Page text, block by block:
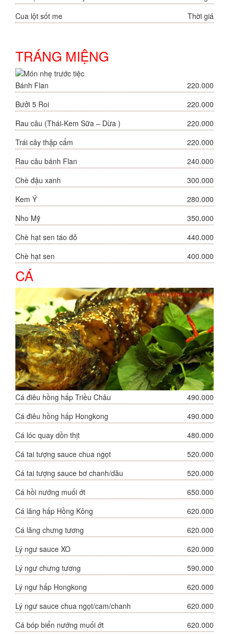
Cua lột sốt me
Thời giá
TRÁNG MIỆNG
Bánh Flan
220.000
Bưởi 5 Roi
220.000
Rau câu (Thái-Kem Sữa – Dừa )
220.000
Trái cây thập cẩm
220.000
Rau câu bánh Flan
240.000
Chè đậu xanh
300.000
Kem Ý
280.000
Nho Mỹ
350.000
Chè hạt sen táo đỏ
440.000
Chè hạt sen
400.000
CÁ
Cá điêu hồng hấp Triều Châu
490.000
Cá điêu hồng hấp Hongkong
490.000
Cá lóc quay dồn thịt
480.000
Cá tai tượng sauce chua ngọt
520.000
Cá tai tượng sauce bơ chanh/dâu
520.000
Cá hồi nướng muối ớt
650.000
Cá lăng hấp Hồng Kông
620.000
Cá lăng chưng tương
620.000
Lý ngư sauce XO
620.000
Lý ngư chưng tương
590.000
Lý ngư hấp Hongkong
620.000
Lý ngư sauce chua ngọt/cam/chanh
620.000
Cá bóp biển nướng muối ớt
620.000